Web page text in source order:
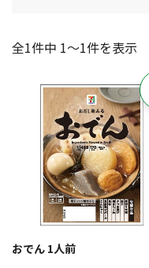
全1件中 1～1件を表示
おでん 1人前